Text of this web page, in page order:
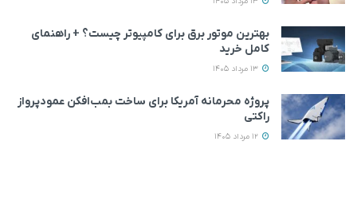
بهترین موتور برق برای کامپیوتر چیست؟ + راهنمای
کامل خرید
پروژه محرمانه آمریکا برای ساخت بمب‌افکن عمودپرواز
راکتی